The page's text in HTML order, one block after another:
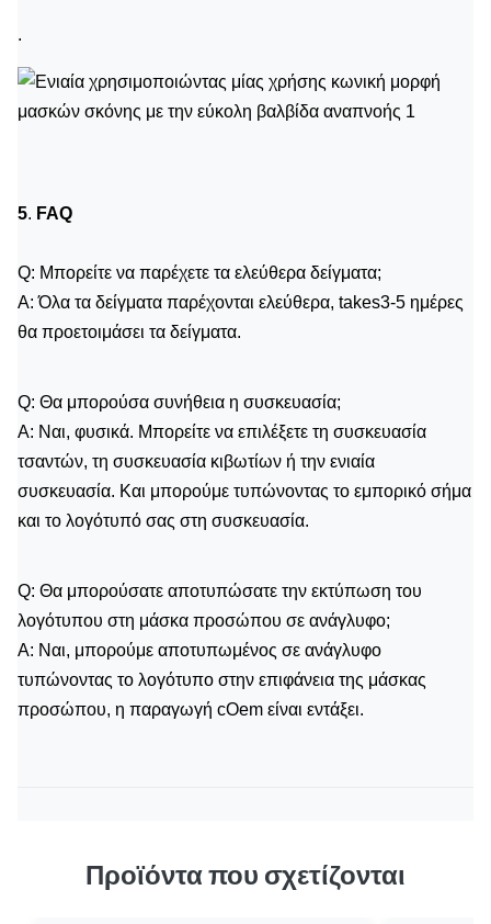
.
5. FAQ
Q: Μπορείτε να παρέχετε τα ελεύθερα δείγματα;
Α: Όλα τα δείγματα παρέχονται ελεύθερα, takes3-5 ημέρες
θα προετοιμάσει τα δείγματα.
Q: Θα μπορούσα συνήθεια η συσκευασία;
Α: Ναι, φυσικά. Μπορείτε να επιλέξετε τη συσκευασία
τσαντών, τη συσκευασία κιβωτίων ή την ενιαία
συσκευασία. Και μπορούμε τυπώνοντας το εμπορικό σήμα
και το λογότυπό σας στη συσκευασία.
Q: Θα μπορούσατε αποτυπώσατε την εκτύπωση του
λογότυπου στη μάσκα προσώπου σε ανάγλυφο;
Α: Ναι, μπορούμε αποτυπωμένος σε ανάγλυφο
τυπώνοντας το λογότυπο στην επιφάνεια της μάσκας
προσώπου, η παραγωγή cOem είναι εντάξει.
Προϊόντα που σχετίζονται